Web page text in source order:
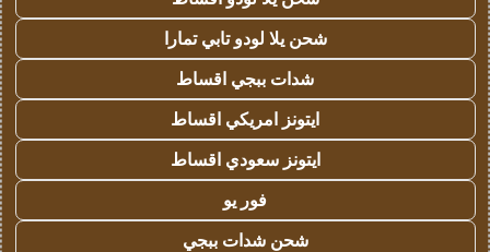
شحن يلا لودو تابي تمارا
شدات ببجي اقساط
ايتونز امريكي اقساط
ايتونز سعودي اقساط
فور يو
شحن شدات ببجي